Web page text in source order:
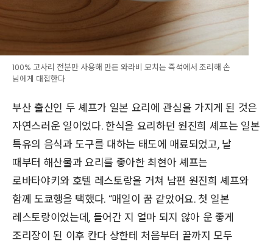
100% 고사리 전분만 사용해 만든 와라비 모치는 즉석에서 조리해 손
님에게 대접한다
부산 출신인 두 셰프가 일본 요리에 관심을 가지게 된 것은
자연스러운 일이었다. 한식을 요리하던 원진희 셰프는 일본
특유의 음식과 도구를 대하는 태도에 매료되었고, 날
때부터 해산물과 요리를 좋아한 최현아 셰프는
로바타야키와 호텔 레스토랑을 거쳐 남편 원진희 셰프와
함께 도쿄행을 택했다. “매일이 꿈 같았어요. 첫 일본
레스토랑이었는데, 들어간 지 얼마 되지 않아 운 좋게
조리장이 된 이후 칸다 상한테 처음부터 끝까지 모두